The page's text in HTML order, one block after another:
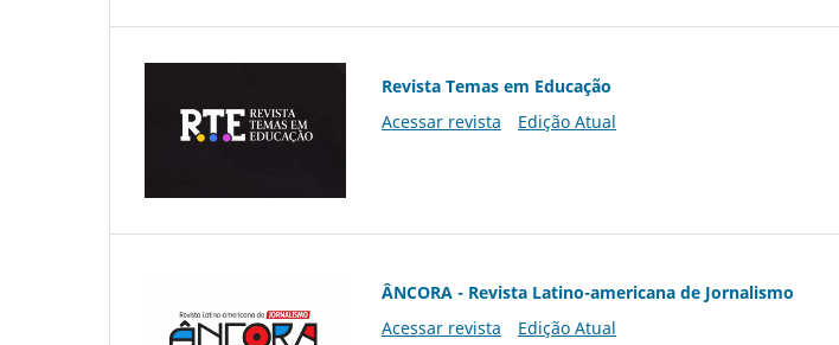
Revista Temas em Educação
Acessar revista
Edição Atual
ÂNCORA - Revista Latino-americana de Jornalismo
Acessar revista
Edição Atual